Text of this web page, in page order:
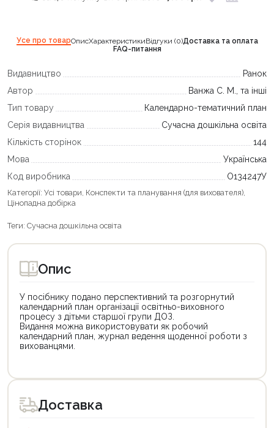
Усе про товарОписХарактеристикиВідгуки (0)Доставка та оплата
FAQ-питання
Видавництво
Ранок
Автор
Ванжа С. М., та інші
Тип товару
Календарно-тематичний план
Серія видавництва
Сучасна дошкільна освіта
Кількість сторінок
144
Мова
Українська
Код виробника
О134247У
Категорії: Усі товари, Конспекти та планування (для вихователя),
Цінопадна добірка
Теги: Сучасна дошкільна освіта
Опис
У посібнику подано перспективний та розгорнутий
календарний план організації освітньо-виховного
процесу з дітьми старшої групи ДОЗ.
Видання можна використовувати як робочий
календарний план, журнал ведення щоденної роботи з
вихованцями.
товар
для
покупки
товар
для
покупкиДоставка